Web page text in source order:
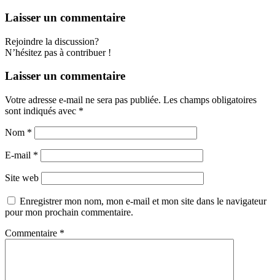
Laisser un commentaire
Rejoindre la discussion?
N’hésitez pas à contribuer !
Laisser un commentaire
Votre adresse e-mail ne sera pas publiée. Les champs obligatoires
sont indiqués avec *
Nom *
E-mail *
Site web
Enregistrer mon nom, mon e-mail et mon site dans le navigateur
pour mon prochain commentaire.
Commentaire *